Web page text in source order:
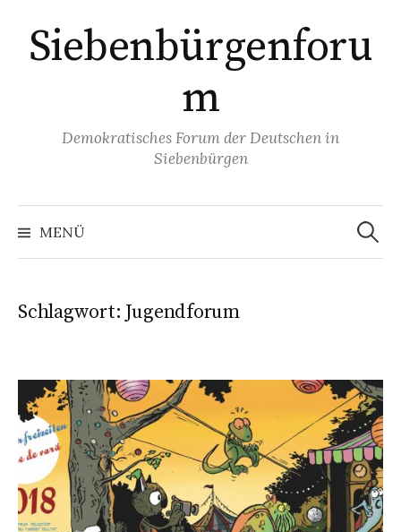
zum
Inhalt
Siebenbürgenforu
m
Demokratisches Forum der Deutschen in
Siebenbürgen
MENÜ
Suchen
nach:
Schlagwort: Jugendforum